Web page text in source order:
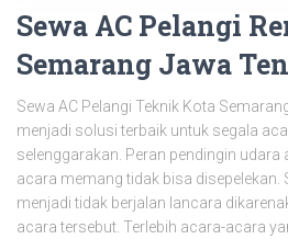
Sewa AC Pelangi
Semarang Jawa
Sewa AC Pelangi Teknik Kota
menjadi solusi terbaik untuk segala
selenggarakan. Peran pendingin udara
acara memang tidak bisa disepelekan.
menjadi tidak berjalan lancara
acara tersebut. Terlebih acara-acara